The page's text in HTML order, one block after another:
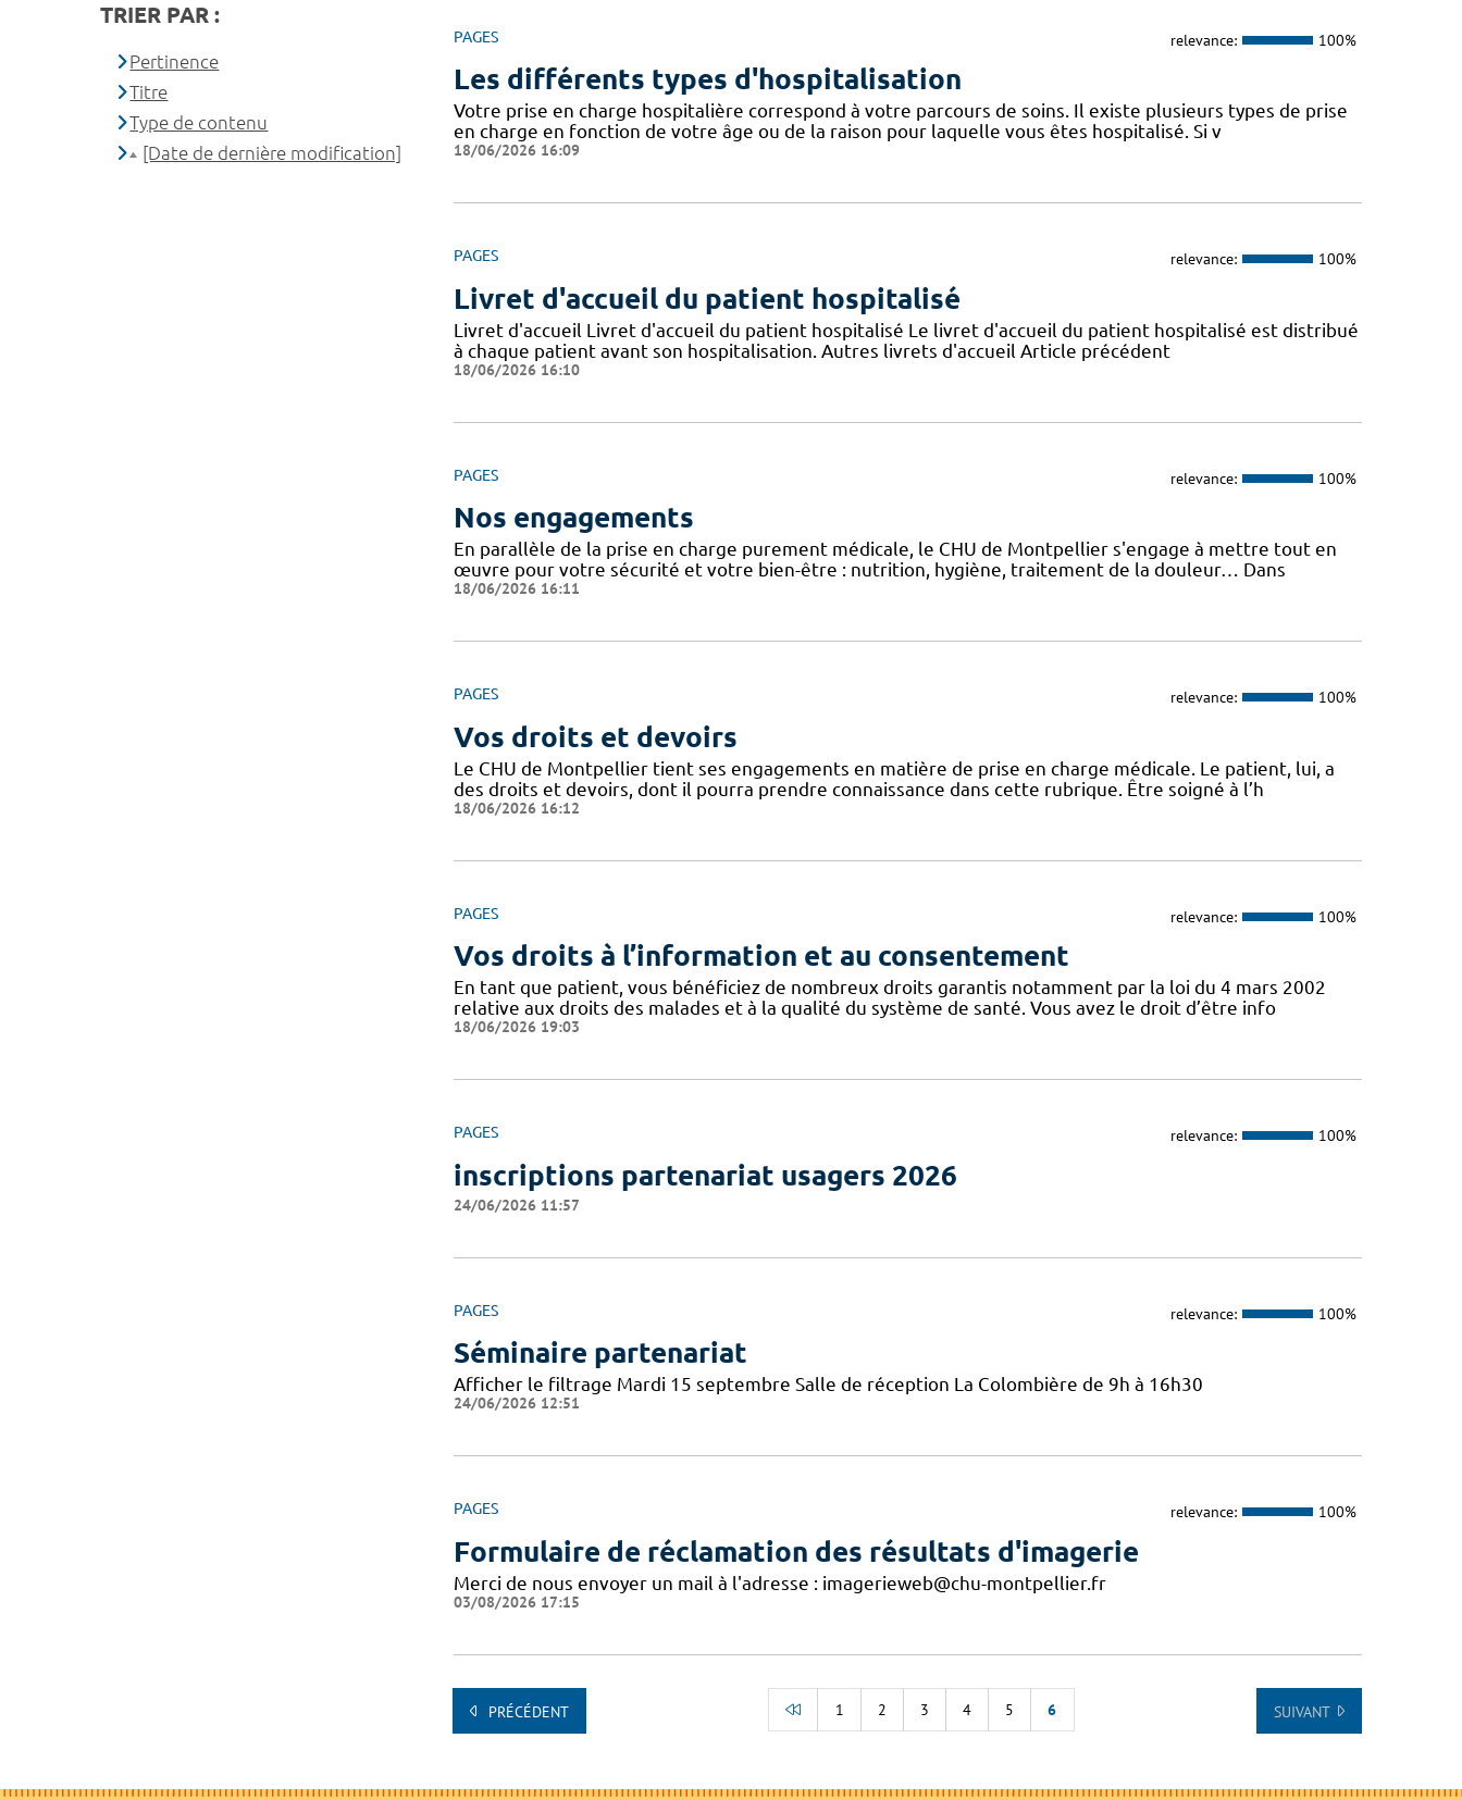
PAGES relevance: 100%
Les différents types d'hospitalisation
Votre prise en charge hospitalière correspond à votre parcours de soins. Il existe plusieurs types de prise
en charge en fonction de votre âge ou de la raison pour laquelle vous êtes hospitalisé. Si v
18/06/2026 16:09
PAGES relevance: 100%
Livret d'accueil du patient hospitalisé
Livret d'accueil Livret d'accueil du patient hospitalisé Le livret d'accueil du patient hospitalisé est distribué
à chaque patient avant son hospitalisation. Autres livrets d'accueil Article précédent
18/06/2026 16:10
PAGES relevance: 100%
Nos engagements
En parallèle de la prise en charge purement médicale, le CHU de Montpellier s'engage à mettre tout en
œuvre pour votre sécurité et votre bien-être : nutrition, hygiène, traitement de la douleur… Dans
18/06/2026 16:11
PAGES relevance: 100%
Vos droits et devoirs
Le CHU de Montpellier tient ses engagements en matière de prise en charge médicale. Le patient, lui, a
des droits et devoirs, dont il pourra prendre connaissance dans cette rubrique. Être soigné à l’h
18/06/2026 16:12
PAGES relevance: 100%
Vos droits à l’information et au consentement
En tant que patient, vous bénéficiez de nombreux droits garantis notamment par la loi du 4 mars 2002
relative aux droits des malades et à la qualité du système de santé. Vous avez le droit d’être info
18/06/2026 19:03
PAGES relevance: 100%
inscriptions partenariat usagers 2026
24/06/2026 11:57
PAGES relevance: 100%
Séminaire partenariat
Afficher le filtrage Mardi 15 septembre Salle de réception La Colombière de 9h à 16h30
24/06/2026 12:51
PAGES relevance: 100%
Formulaire de réclamation des résultats d'imagerie
Merci de nous envoyer un mail à l'adresse : imagerieweb@chu-montpellier.fr
03/08/2026 17:15
PRÉCÉDENT 1 2 3 4 5 6 SUIVANT
TRIER PAR :
Pertinence
Titre
Type de contenu
[Date de dernière modification]